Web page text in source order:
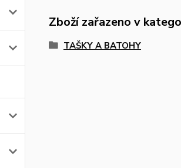
Zboží zařazeno v
TAŠKY A BATOHY